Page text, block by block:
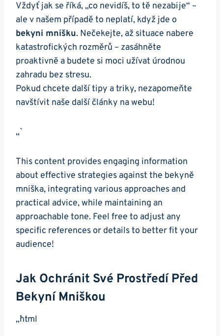
Vždyť jak ‍se říká, „co nevidíš,‌ to tě nezabije“ ‍–⁤
ale‌ v našem případě to ⁣neplatí, když jde o
bekyni mnišku. Nečekejte, až situace nabere
katastrofických ⁤rozměrů – ​zasáhněte
proaktivně ⁣a budete si‌ moci ‌užívat úrodnou
zahradu ‌bez‍ stresu.
Pokud chcete další⁢ tipy a triky, nezapomeňte
navštívit naše další články‌ na webu!
„`
This content ‍provides⁢ engaging information
⁢about effective strategies against ‍the‍ bekyně⁤
mniška, integrating various approaches and
practical advice, while maintaining an
approachable tone. Feel free ⁣to adjust ‌any
specific references or details to better fit your
audience!
Jak Ochránit​ Své Prostředí Před
‍bekyní Mniškou
„`html